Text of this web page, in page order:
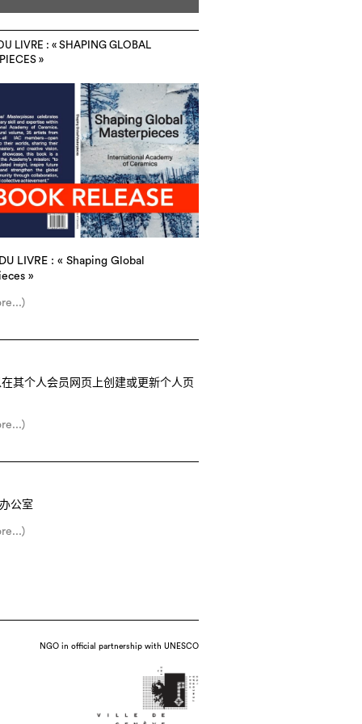
LIVRE : « SHAPING GLOBAL
»
LIVRE : « Shaping Global
»
其个人会员网页上创建或更新个人页
公室
NGO in official partnership with UNESCO